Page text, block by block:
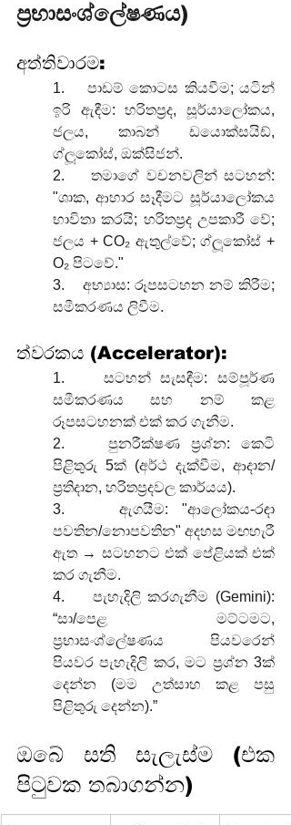
ප්‍රභාසංශ්ලේෂණය)
අත්තිවාරම:
1.    පාඩම් කොටස කියවීම; යටින්
ඉරි ඇඳීම: හරිතප්‍රද, සූර්යාලෝකය,
ජලය, කාබන් ඩයොක්සයිඩ්,
ග්ලූකෝස්, ඔක්සිජන්.
2.    තමාගේ වචනවලින් සටහන්:
"ශාක, ආහාර සෑදීමට සූර්යාලෝකය
භාවිතා කරයි; හරිතප්‍රද උපකාරී වේ;
ජලය + CO₂ ඇතුල්වේ; ග්ලූකෝස් +
O₂ පිටවේ."
3.    අභ්‍යාස: රූපසටහන නම් කිරීම;
සමීකරණය ලිවීම.
ත්වරකය (Accelerator):
1.    සටහන් සැසඳීම: සම්පූර්ණ
සමීකරණය සහ නම් කළ
රූපසටහනක් එක් කර ගැනීම.
2.    පුනරීක්ෂණ ප්‍රශ්න: කෙටි
පිළිතුරු 5ක් (අර්ථ දැක්වීම, ආදාන/
ප්‍රතිදාන, හරිතප්‍රදවල කාර්යය).
3.    ඇගයීම: "ආලෝකය-රඳා
පවතින/නොපවතින" අදහස මඟහැරී
ඇත → සටහනට එක් පේළියක් එක්
කර ගැනීම.
4.    පැහැදිලි කරගැනීම (Gemini):
“සා/පෙළ මට්ටමට,
ප්‍රභාසංශ්ලේෂණය පියවරෙන්
පියවර පැහැදිලි කර, මට ප්‍රශ්න 3ක්
දෙන්න (මම උත්සාහ කළ පසු
පිළිතුරු දෙන්න).”
ඔබේ සති සැලැස්ම (එක
පිටුවක තබාගන්න)